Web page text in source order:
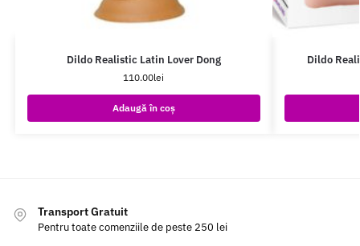
Dildo Realistic Latin Lover Dong
110.00lei
Adaugă în coș
Dildo
Transport Gratuit
Pentru toate comenziile de peste 250 lei